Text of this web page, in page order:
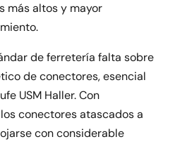
más altos y mayor
de ferretería falta sobre
de conectores, esencial
USM Haller. Con
conectores atascados a
con considerable